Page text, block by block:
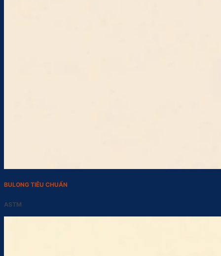
BULONG TIÊU CHUẨN
ASTM